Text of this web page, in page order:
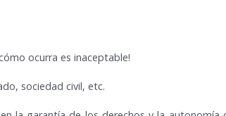
ocurra es inaceptable!
sociedad civil, etc.